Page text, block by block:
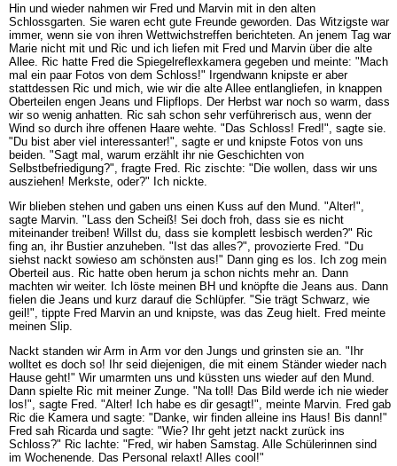
Hin und wieder nahmen wir Fred und Marvin mit in den alten
Schlossgarten. Sie waren echt gute Freunde geworden. Das Witzigste war
immer, wenn sie von ihren Wettwichstreffen berichteten. An jenem Tag war
Marie nicht mit und Ric und ich liefen mit Fred und Marvin über die alte
Allee. Ric hatte Fred die Spiegelreflexkamera gegeben und meinte: "Mach
mal ein paar Fotos von dem Schloss!" Irgendwann knipste er aber
stattdessen Ric und mich, wie wir die alte Allee entlangliefen, in knappen
Oberteilen engen Jeans und Flipflops. Der Herbst war noch so warm, dass
wir so wenig anhatten. Ric sah schon sehr verführerisch aus, wenn der
Wind so durch ihre offenen Haare wehte. "Das Schloss! Fred!", sagte sie.
"Du bist aber viel interessanter!", sagte er und knipste Fotos von uns
beiden. "Sagt mal, warum erzählt ihr nie Geschichten von
Selbstbefriedigung?", fragte Fred. Ric zischte: "Die wollen, dass wir uns
ausziehen! Merkste, oder?" Ich nickte.
Wir blieben stehen und gaben uns einen Kuss auf den Mund. "Alter!",
sagte Marvin. "Lass den Scheiß! Sei doch froh, dass sie es nicht
miteinander treiben! Willst du, dass sie komplett lesbisch werden?" Ric
fing an, ihr Bustier anzuheben. "Ist das alles?", provozierte Fred. "Du
siehst nackt sowieso am schönsten aus!" Dann ging es los. Ich zog mein
Oberteil aus. Ric hatte oben herum ja schon nichts mehr an. Dann
machten wir weiter. Ich löste meinen BH und knöpfte die Jeans aus. Dann
fielen die Jeans und kurz darauf die Schlüpfer. "Sie trägt Schwarz, wie
geil!", tippte Fred Marvin an und knipste, was das Zeug hielt. Fred meinte
meinen Slip.
Nackt standen wir Arm in Arm vor den Jungs und grinsten sie an. "Ihr
wolltet es doch so! Ihr seid diejenigen, die mit einem Ständer wieder nach
Hause geht!" Wir umarmten uns und küssten uns wieder auf den Mund.
Dann spielte Ric mit meiner Zunge. "Na toll! Das Bild werde ich nie wieder
los!", sagte Fred. "Alter! Ich habe es dir gesagt!", meinte Marvin. Fred gab
Ric die Kamera und sagte: "Danke, wir finden alleine ins Haus! Bis dann!"
Fred sah Ricarda und sagte: "Wie? Ihr geht jetzt nackt zurück ins
Schloss?" Ric lachte: "Fred, wir haben Samstag. Alle Schülerinnen sind
im Wochenende. Das Personal relaxt! Alles cool!"